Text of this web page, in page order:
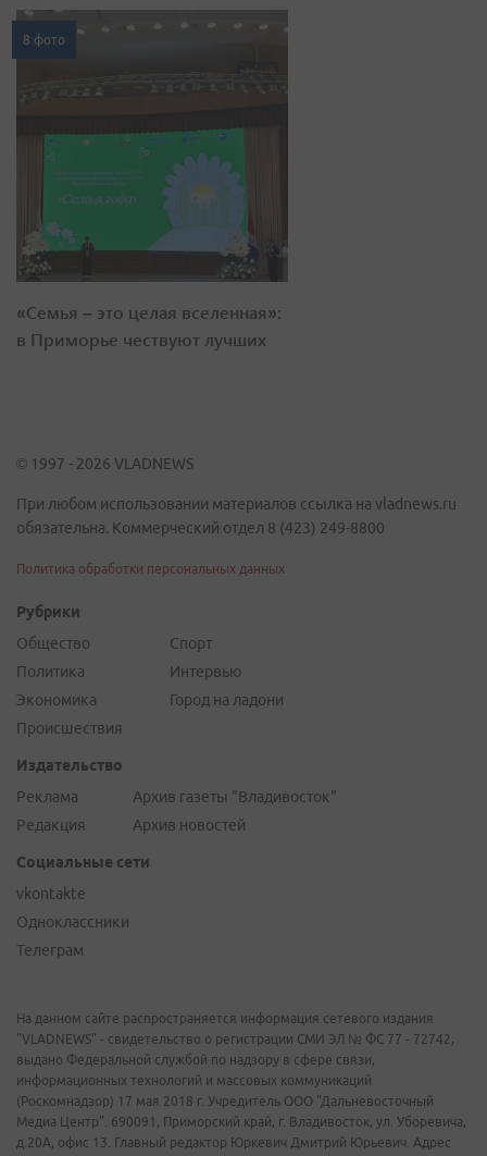
8 фото
«Семья – это целая вселенная»:
в Приморье чествуют лучших
© 1997 - 2026 VLADNEWS
При любом использовании материалов ссылка на vladnews.ru
обязательна. Коммерческий отдел 8 (423) 249-8800
Политика обработки персональных данных
Рубрики
Общество
Политика
Экономика
Происшествия
Спорт
Интервью
Город на ладони
Издательство
Реклама
Редакция
Архив газеты "Владивосток"
Архив новостей
Социальные сети
vkontakte
Одноклассники
Телеграм
На данном сайте распространяется информация сетевого издания
"VLADNEWS" - свидетельство о регистрации СМИ ЭЛ № ФС 77 - 72742,
выдано Федеральной службой по надзору в сфере связи,
информационных технологий и массовых коммуникаций
(Роскомнадзор) 17 мая 2018 г. Учредитель ООО "Дальневосточный
Медиа Центр". 690091, Приморский край, г. Владивосток, ул. Уборевича,
д.20А, офис 13. Главный редактор Юркевич Дмитрий Юрьевич. Адрес